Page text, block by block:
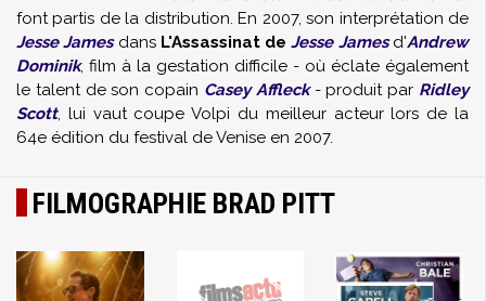
font partis de la distribution. En 2007, son interprétation de
Jesse Jamesdans L'Assassinat deJesse Jamesd'Andrew
Dominik, film à la gestation difficile - où éclate également
le talent de son copain Casey Affleck- produit par Ridley
Scott, lui vaut coupe Volpi du meilleur acteur lors de la
64e édition du festival de Venise en 2007.
FILMOGRAPHIE BRAD PITT